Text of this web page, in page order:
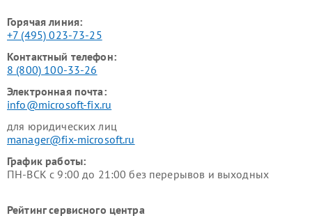
Горячая линия:
+7 (495) 023-73-25
Контактный телефон:
8 (800) 100-33-26
Электронная почта:
info@microsoft-fix.ru
для юридических лиц
manager@fix-microsoft.ru
График работы:
ПН-ВСК с 9:00 до 21:00 без перерывов и выходных
Рейтинг сервисного центра